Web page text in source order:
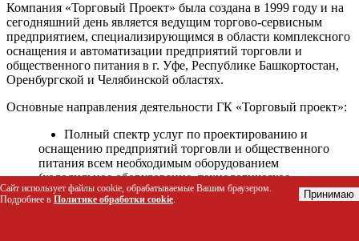
Компания «Торговый Проект» была создана в 1999 году и на
сегодняшний день является ведущим торгово-сервисным
предприятием, специализирующимся в области комплексного
оснащения и автоматизации предприятий торговли и
общественного питания в г. Уфе, Республике Башкортостан,
Оренбургской и Челябинской областях.
Основные направления деятельности ГК «Торговый проект»:
Полный спектр услуг по проектированию и
оснащению предприятий торговли и общественного
питания всем необходимым оборудованием
(холодильное оборудование, технологическое
оборудование, стеллажное оборудование и т.д.);
Автоматизация торговых процессов и внедрения
Сайт использует файлы cookie, обрабатываемые Вашим браузером.
Подробнее в Политике обработки cookie. Принимаю